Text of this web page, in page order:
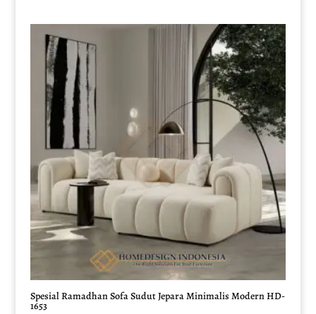
Rp26.000.000.
adalah:
Rp22.000.000.
Spesial Ramadhan Sofa Sudut Jepara Minimalis Modern HD-
1653